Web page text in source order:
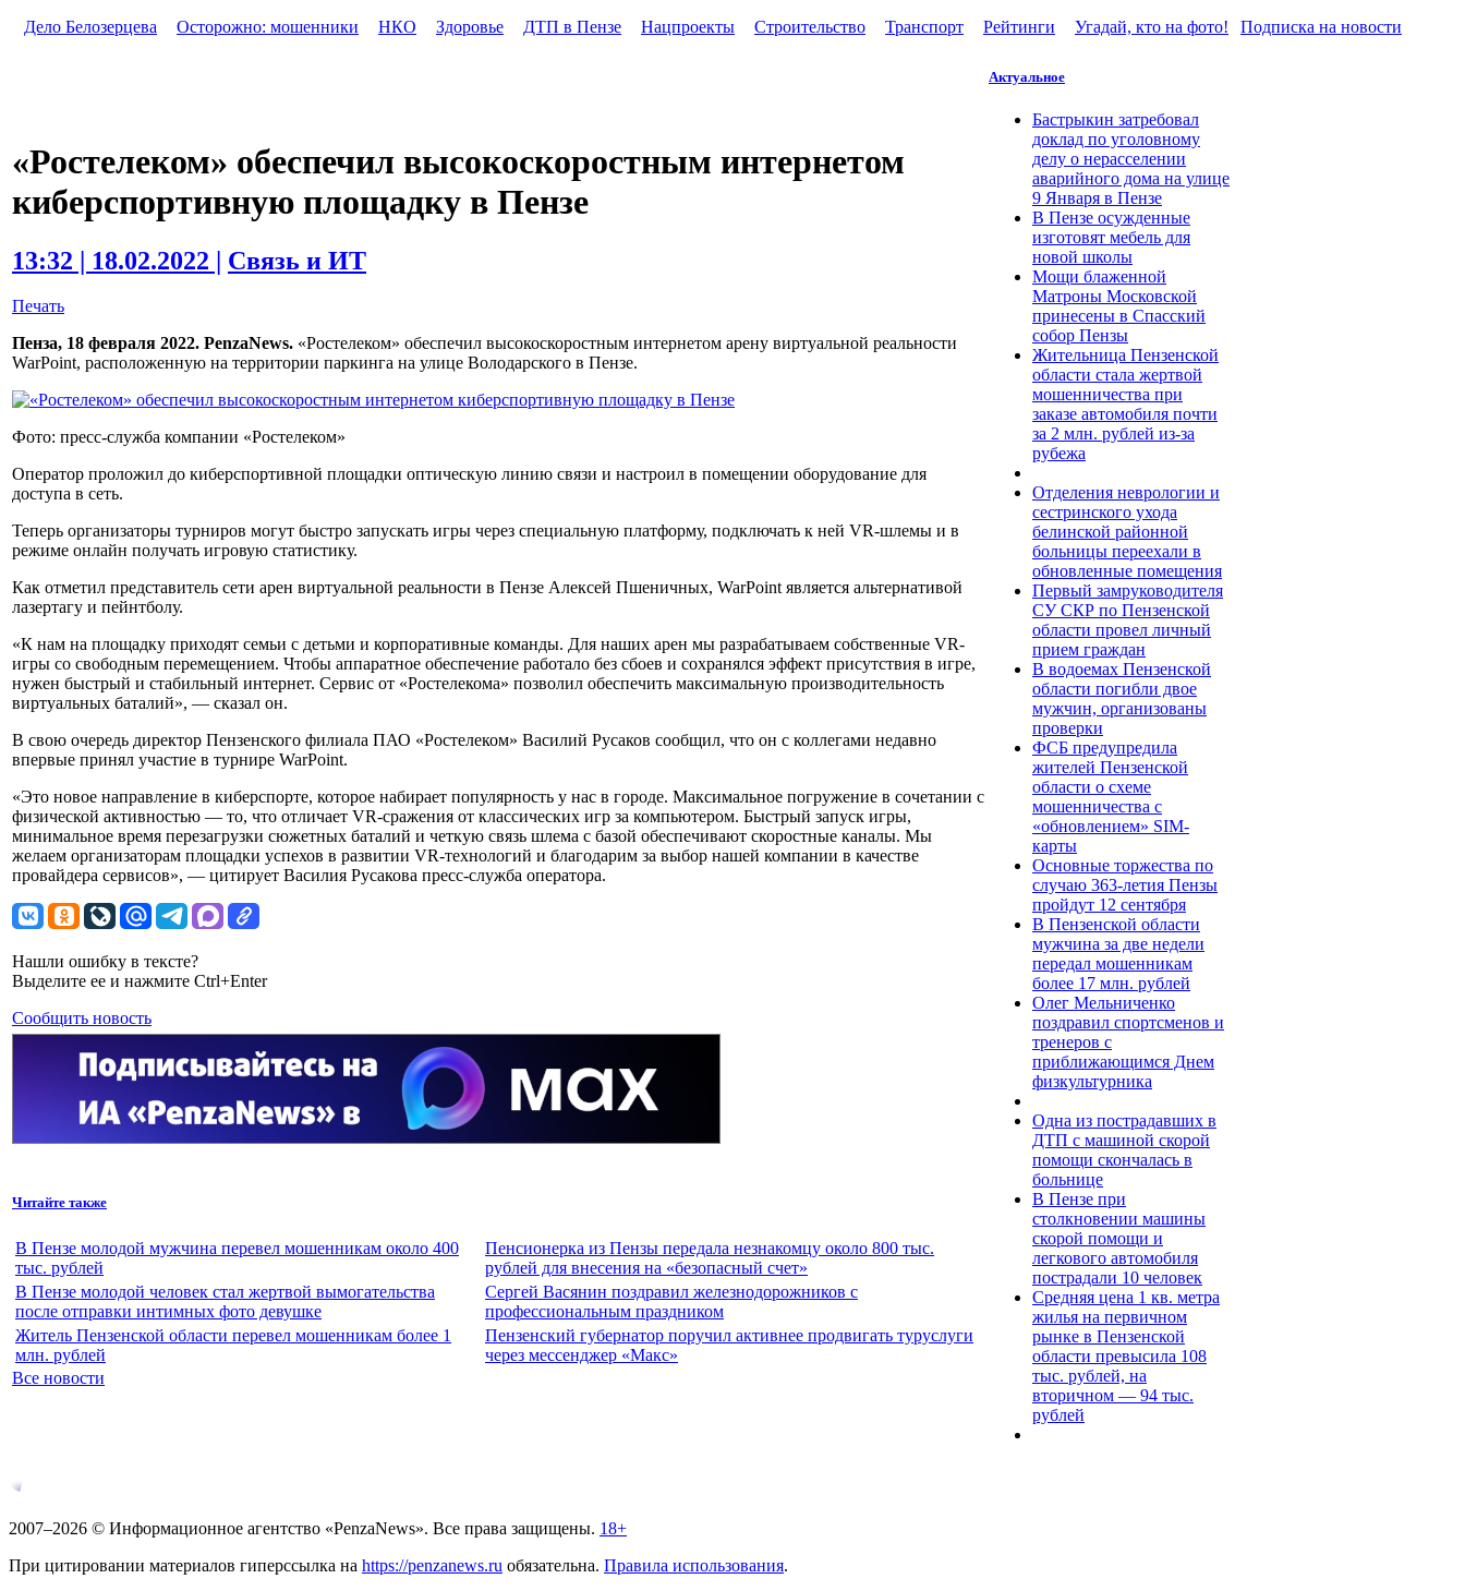
Дело Белозерцева
Осторожно: мошенники НКО Здоровье ДТП в Пензе Нацпроекты Строительство Транспорт Рейтинги Угадай, кто на фото! Подписка на новости
«Ростелеком» обеспечил высокоскоростным интернетом
киберспортивную площадку в Пензе
13:32 | 18.02.2022 | Связь и ИТ
Печать
Пенза, 18 февраля 2022. PenzaNews. «Ростелеком» обеспечил высокоскоростным интернетом арену виртуальной реальности
WarPoint, расположенную на территории паркинга на улице Володарского в Пензе.
Фото: пресс-служба компании «Ростелеком»
Оператор проложил до киберспортивной площадки оптическую линию связи и настроил в помещении оборудование для
доступа в сеть.
Теперь организаторы турниров могут быстро запускать игры через специальную платформу, подключать к ней VR-шлемы и в
режиме онлайн получать игровую статистику.
Как отметил представитель сети арен виртуальной реальности в Пензе Алексей Пшеничных, WarPoint является альтернативой
лазертагу и пейнтболу.
«К нам на площадку приходят семьи с детьми и корпоративные команды. Для наших арен мы разрабатываем собственные VR-
игры со свободным перемещением. Чтобы аппаратное обеспечение работало без сбоев и сохранялся эффект присутствия в игре,
нужен быстрый и стабильный интернет. Сервис от «Ростелекома» позволил обеспечить максимальную производительность
виртуальных баталий», — сказал он.
В свою очередь директор Пензенского филиала ПАО «Ростелеком» Василий Русаков сообщил, что он с коллегами недавно
впервые принял участие в турнире WarPoint.
«Это новое направление в киберспорте, которое набирает популярность у нас в городе. Максимальное погружение в сочетании с
физической активностью — то, что отличает VR-сражения от классических игр за компьютером. Быстрый запуск игры,
минимальное время перезагрузки сюжетных баталий и четкую связь шлема с базой обеспечивают скоростные каналы. Мы
желаем организаторам площадки успехов в развитии VR-технологий и благодарим за выбор нашей компании в качестве
провайдера сервисов», — цитирует Василия Русакова пресс-служба оператора.
Нашли ошибку в тексте?
Выделите ее и нажмите Ctrl+Enter
Сообщить новость
Читайте также
В Пензе молодой мужчина перевел мошенникам около 400
тыс. рублей
Пенсионерка из Пензы передала незнакомцу около 800 тыс.
рублей для внесения на «безопасный счет»
В Пензе молодой человек стал жертвой вымогательства
после отправки интимных фото девушке
Сергей Васянин поздравил железнодорожников с
профессиональным праздником
Житель Пензенской области перевел мошенникам более 1
млн. рублей
Пензенский губернатор поручил активнее продвигать туруслуги
через мессенджер «Макс»
Все новости
Актуальное
Бастрыкин затребовал
доклад по уголовному
делу о нерасселении
аварийного дома на улице
9 Января в Пензе
В Пензе осужденные
изготовят мебель для
новой школы
Мощи блаженной
Матроны Московской
принесены в Спасский
собор Пензы
Жительница Пензенской
области стала жертвой
мошенничества при
заказе автомобиля почти
за 2 млн. рублей из-за
рубежа
Отделения неврологии и
сестринского ухода
белинской районной
больницы переехали в
обновленные помещения
Первый замруководителя
СУ СКР по Пензенской
области провел личный
прием граждан
В водоемах Пензенской
области погибли двое
мужчин, организованы
проверки
ФСБ предупредила
жителей Пензенской
области о схеме
мошенничества c
«обновлением» SIM-
карты
Основные торжества по
случаю 363-летия Пензы
пройдут 12 сентября
В Пензенской области
мужчина за две недели
передал мошенникам
более 17 млн. рублей
Олег Мельниченко
поздравил спортсменов и
тренеров с
приближающимся Днем
физкультурника
Одна из пострадавших в
ДТП с машиной скорой
помощи скончалась в
больнице
В Пензе при
столкновении машины
скорой помощи и
легкового автомобиля
пострадали 10 человек
Средняя цена 1 кв. метра
жилья на первичном
рынке в Пензенской
области превысила 108
тыс. рублей, на
вторичном — 94 тыс.
рублей
2007–2026 © Информационное агентство «PenzaNews». Все права защищены. 18+
При цитировании материалов гиперссылка на https://penzanews.ru обязательна. Правила использования.